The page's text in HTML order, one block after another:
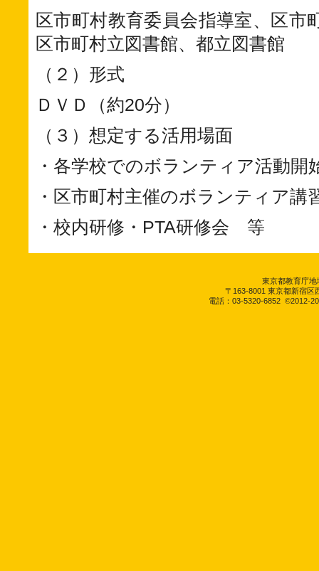
区市町村教育委員会指導室、区市
区市町村立図書館、都立図書館
（２）形式
ＤＶＤ（約20分）
（３）想定する活用場面
・各学校でのボランティア活動開
・区市町村主催のボランティア講
・校内研修・PTA研修会 等
東京都教育庁
〒163-8001 東京都新宿区
電話：03-5320-6852 ©2012-